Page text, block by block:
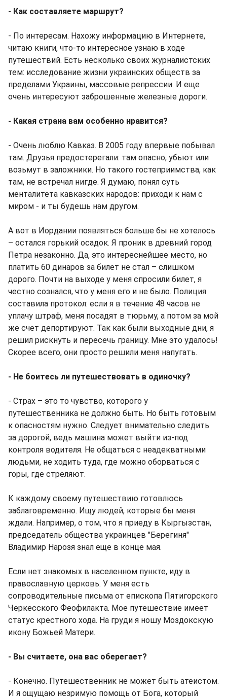
- Как составляете маршрут?
- По интересам. Нахожу информацию в Интернете,
читаю книги, что-то интересное узнаю в ходе
путешествий. Есть несколько своих журналистских
тем: исследование жизни украинских обществ за
пределами Украины, массовые репрессии. И еще
очень интересуют заброшенные железные дороги.
- Какая страна вам особенно нравится?
- Очень люблю Кавказ. В 2005 году впервые побывал
там. Друзья предостерегали: там опасно, убьют или
возьмут в заложники. Но такого гостеприимства, как
там, не встречал нигде. Я думаю, понял суть
менталитета кавказских народов: приходи к нам с
миром - и ты будешь нам другом.
А вот в Иордании появляться больше бы не хотелось
– остался горький осадок. Я проник в древний город
Петра незаконно. Да, это интереснейшее место, но
платить 60 динаров за билет не стал – слишком
дорого. Почти на выходе у меня спросили билет, я
честно сознался, что у меня его и не было. Полиция
составила протокол: если я в течение 48 часов не
уплачу штраф, меня посадят в тюрьму, а потом за мой
же счет депортируют. Так как были выходные дни, я
решил рискнуть и пересечь границу. Мне это удалось!
Скорее всего, они просто решили меня напугать.
- Не боитесь ли путешествовать в одиночку?
- Страх – это то чувство, которого у
путешественника не должно быть. Но быть готовым
к опасностям нужно. Следует внимательно следить
за дорогой, ведь машина может выйти из-под
контроля водителя. Не общаться с неадекватными
людьми, не ходить туда, где можно оборваться с
горы, где стреляют.
К каждому своему путешествию готовлюсь
заблаговременно. Ищу людей, которые бы меня
ждали. Например, о том, что я приеду в Кыргызстан,
председатель общества украинцев "Берегиня"
Владимир Нарозя знал еще в конце мая.
Если нет знакомых в населенном пункте, иду в
православную церковь. У меня есть
сопроводительные письма от епископа Пятигорского
Черкесского Феофилакта. Мое путешествие имеет
статус крестного хода. На груди я ношу Моздокскую
икону Божьей Матери.
- Вы считаете, она вас оберегает?
- Конечно. Путешественник не может быть атеистом.
И я ощущаю незримую помощь от Бога, который